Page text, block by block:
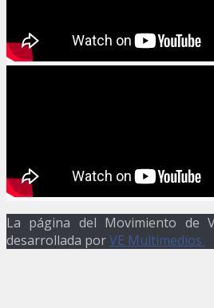
La página del Movimiento de
desarrollada porVE Multimedios